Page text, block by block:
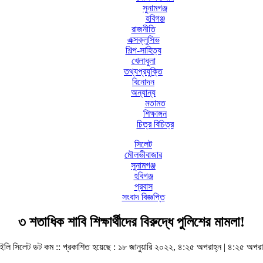
সুনামগঞ্জ
হবিগঞ্জ
রাজনীতি
এক্সক্লুসিভ
শিল্প-সাহিত্য
খেলাধুলা
তথ্যপ্রযুক্তি
বিনোদন
অন্যান্য
মতামত
শিক্ষাঙ্গন
চিত্র বিচিত্র
সিলেট
মৌলভীবাজার
সুনামগঞ্জ
হবিগঞ্জ
প্রবাস
সংবাদ বিজ্ঞপ্তি
৩ শতাধিক শাবি শিক্ষার্থীদের বিরুদ্ধে পুলিশের মামলা!
সিলেট ডট কম ::প্রকাশিত হয়েছে : ১৮ জানুয়ারি ২০২২, ৪:২৫ অপরাহ্ন | ৪:২৫